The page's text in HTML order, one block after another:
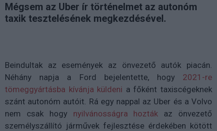
Mégsem az Uber ír történelmet az autonóm
taxik tesztelésének megkezdésével.
Beindultak az események az önvezető autók piacán.
Néhány napja a Ford bejelentette, hogy 2021-re
tömeggyártásba kívánja küldeni a főként taxiscégeknek
szánt autonóm autóit. Rá egy nappal az Uber és a Volvo
nem csak hogy nyilvánosságra hozták az önvezető
személyszállító járművek fejlesztése érdekében kötött